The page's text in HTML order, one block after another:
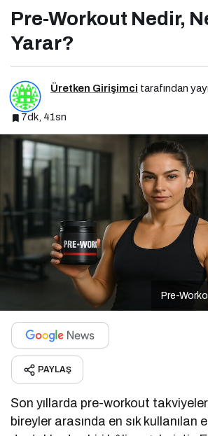
Pre-Workout Nedir,
Yarar?
Üretken Girişimci tarafından
7dk, 41sn
Pre-
PAYLAŞ
Son yıllarda pre-workout
bireyler arasında en sık kullanılan